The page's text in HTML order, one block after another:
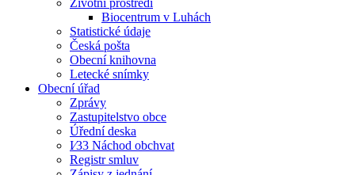
Životní prostředí
Biocentrum v Luhách
Statistické údaje
Česká pošta
Obecní knihovna
Letecké snímky
Obecní úřad
Zprávy
Zastupitelstvo obce
Úřední deska
I⁄33 Náchod obchvat
Registr smluv